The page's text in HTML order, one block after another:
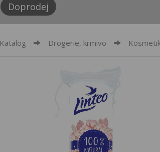
Doprodej
Katalog Drogerie, krmivo